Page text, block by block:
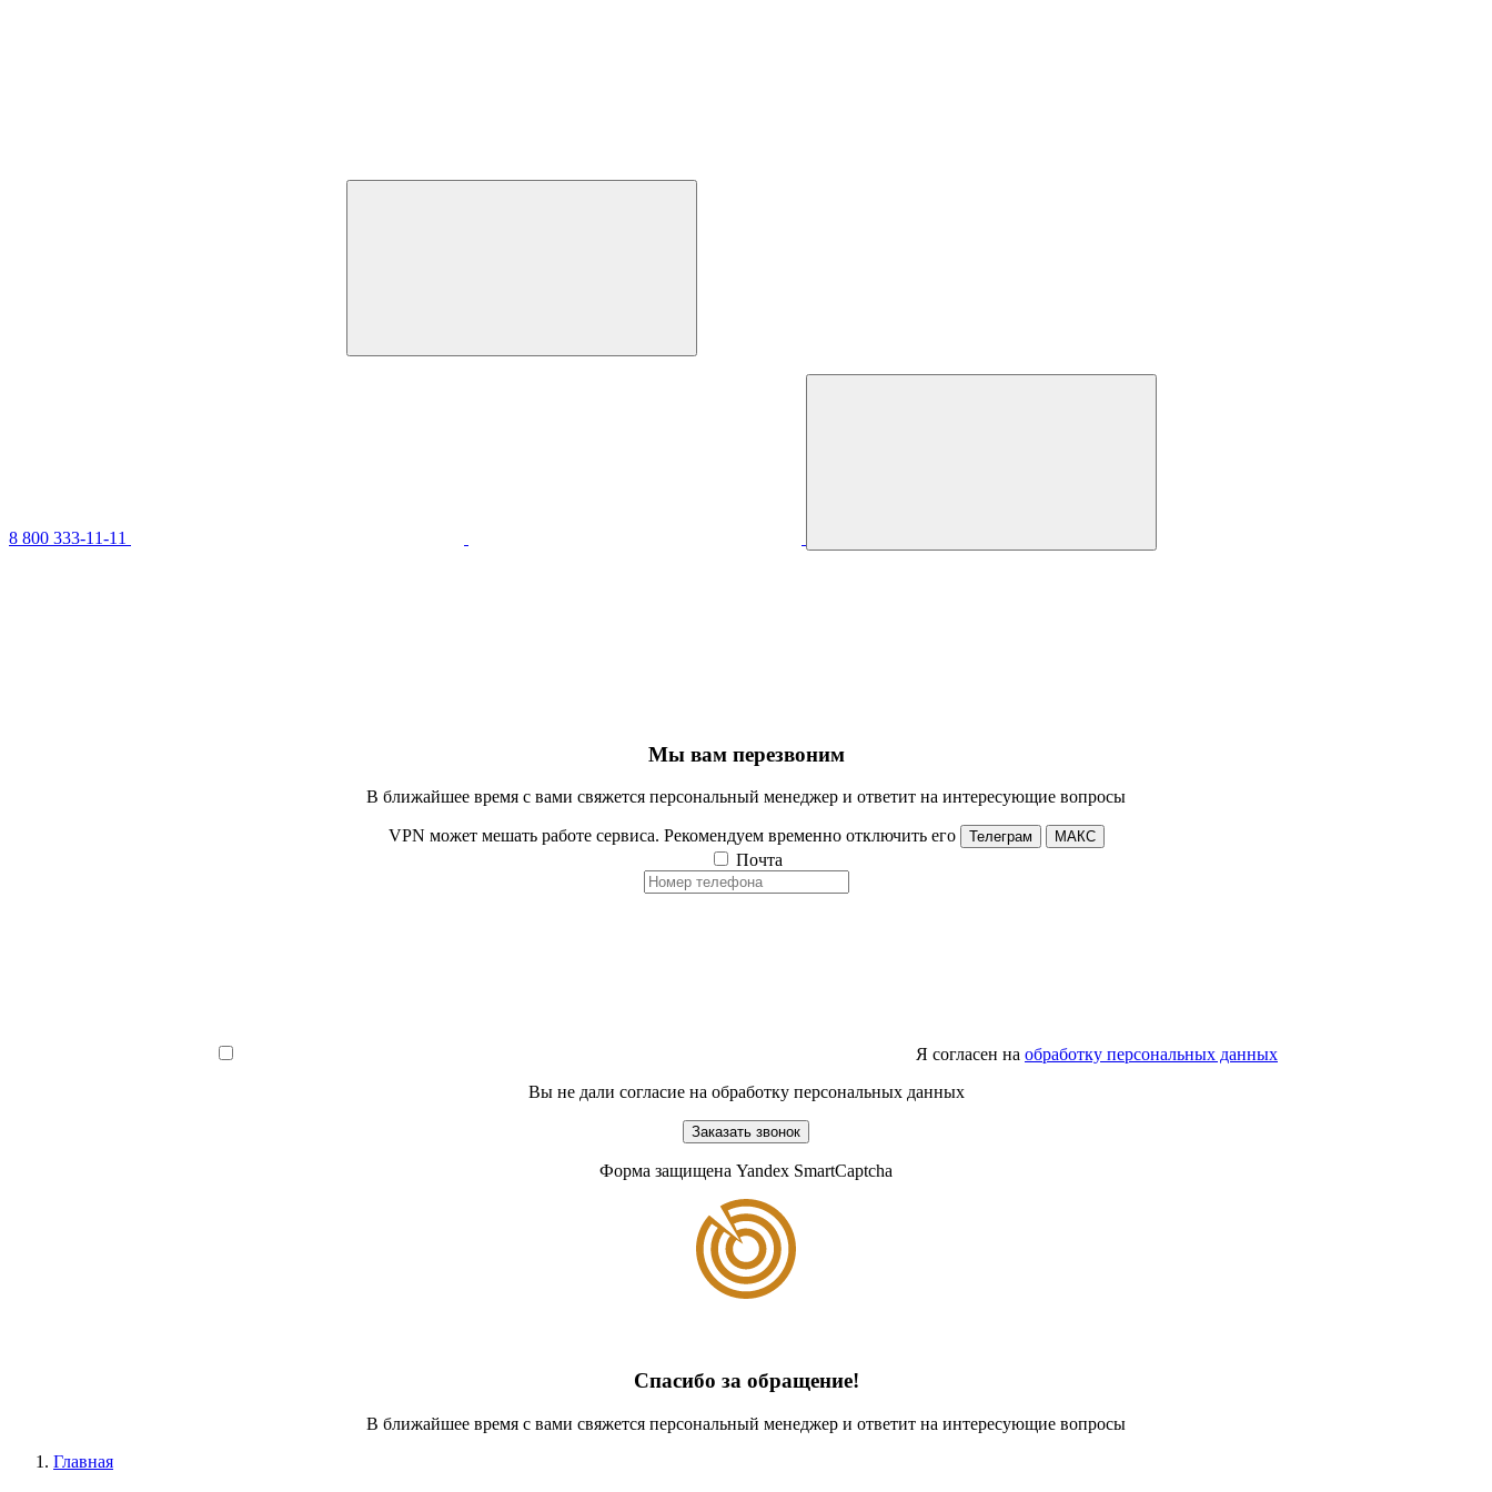
8 800 333-11-11
Мы вам перезвоним
В ближайшее время с вами свяжется персональный менеджер и ответит на интересующие вопросы
VPN может мешать работе сервиса. Рекомендуем временно отключить его Телеграм МАКС
Почта
Я согласен на обработку персональных данных
Вы не дали согласие на обработку персональных данных
Заказать звонок
Форма защищена Yandex SmartCaptcha
Спасибо за обращение!
В ближайшее время с вами свяжется персональный менеджер и ответит на интересующие вопросы
Главная